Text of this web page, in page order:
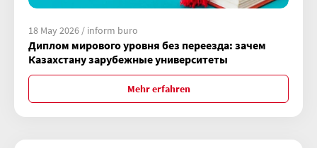
18 May 2026 / inform buro
Диплом мирового уровня без переезда: зачем
Казахстану зарубежные университеты
Mehr erfahren